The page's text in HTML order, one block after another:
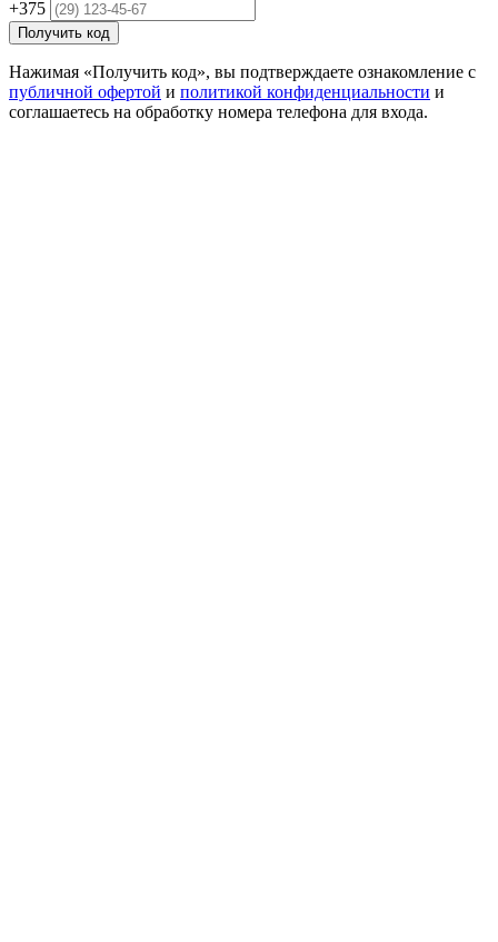
+375
Получить код
Нажимая «Получить код», вы подтверждаете ознакомление с
публичной офертой и политикой конфиденциальности и
соглашаетесь на обработку номера телефона для входа.